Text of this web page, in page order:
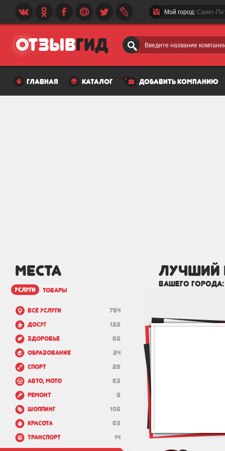
Введите название
Мой город: Санкт-
главная каталог добавить компанию
МЕСТА
услуги товары
784
Все услуги
122
Досуг
68
Здоровье
24
Образование
25
Спорт
63
Авто, мото
8
Ремонт
108
Шоппинг
63
Красота
14
Транспорт
лучший
вашего